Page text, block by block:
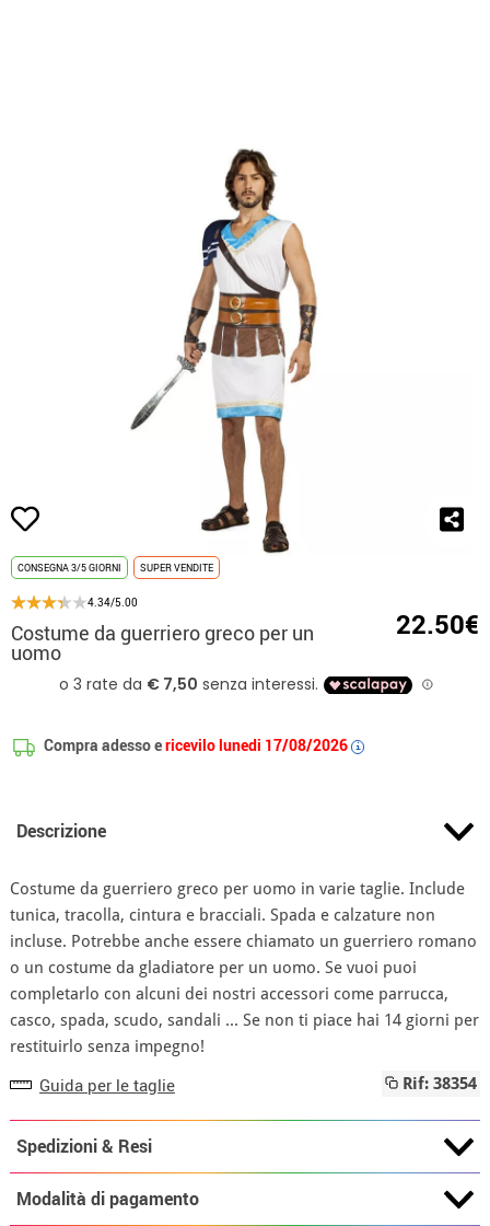
CONSEGNA 3/5 GIORNI SUPER VENDITE
4.34/5.00
Costume da guerriero greco per un
uomo
22.50€
Compra adesso ericevilo lunedi 17/08/2026 i
Descrizione
Costume da guerriero greco per uomo in varie taglie. Include
tunica, tracolla, cintura e bracciali. Spada e calzature non
incluse. Potrebbe anche essere chiamato un guerriero romano
o un costume da gladiatore per un uomo. Se vuoi puoi
completarlo con alcuni dei nostri accessori come parrucca,
casco, spada, scudo, sandali ... Se non ti piace hai 14 giorni per
restituirlo senza impegno!
Guida per le taglie Rif: 38354
Spedizioni & Resi
Modalità di pagamento